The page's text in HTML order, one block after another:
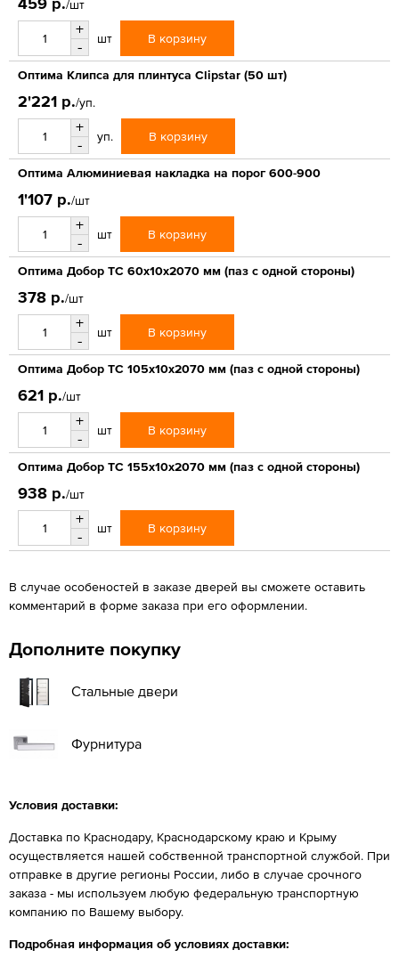
/шт
+
-
шт В корзину
Оптима Клипса для плинтуса Clipstar (50 шт)
2'221 р./уп.
+
-
уп. В корзину
Оптима Алюминиевая накладка на порог 600-900
1'107 р./шт
+
-
шт В корзину
Оптима Добор ТС 60х10х2070 мм (паз с одной стороны)
378 р./шт
+
-
шт В корзину
Оптима Добор ТС 105х10х2070 мм (паз с одной стороны)
621 р./шт
+
-
шт В корзину
Оптима Добор ТС 155х10х2070 мм (паз с одной стороны)
938 р./шт
+
-
шт В корзину
В случае особеностей в заказе дверей вы сможете оставить
комментарий в форме заказа при его оформлении.
Дополните покупку
Стальные двери
Фурнитура
Условия доставки:
Доставка по Краснодару, Краснодарскому краю и Крыму
осуществляется нашей собственной транспортной службой. При
отправке в другие регионы России, либо в случае срочного
заказа - мы используем любую федеральную транспортную
компанию по Вашему выбору.
Подробная информация об условиях доставки: